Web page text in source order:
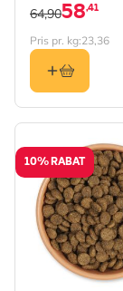
58,41
64,90
Pris pr. kg:23,36
10% RABAT